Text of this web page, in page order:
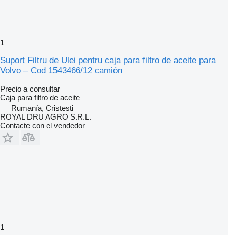
1
Suport Filtru de Ulei pentru caja para filtro de aceite para
Volvo – Cod 1543466/12 camión
Precio a consultar
Caja para filtro de aceite
Rumanía, Cristesti
ROYAL DRU AGRO S.R.L.
Contacte con el vendedor
1